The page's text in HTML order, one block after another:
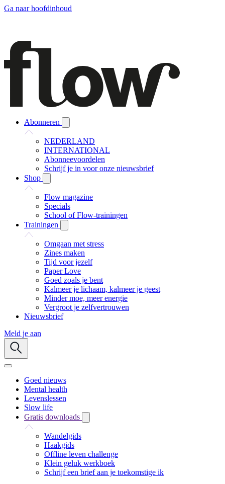
Ga naar hoofdinhoud
Abonneren
NEDERLAND
INTERNATIONAL
Abonneevoordelen
Schrijf je in voor onze nieuwsbrief
Shop
Flow magazine
Specials
School of Flow-trainingen
Trainingen
Omgaan met stress
Zines maken
Tijd voor jezelf
Paper Love
Goed zoals je bent
Kalmeer je lichaam, kalmeer je geest
Minder moe, meer energie
Vergroot je zelfvertrouwen
Nieuwsbrief
Meld je aan
Goed nieuws
Mental health
Levenslessen
Slow life
Gratis downloads
Wandelgids
Haakgids
Offline leven challenge
Klein geluk werkboek
Schrijf een brief aan je toekomstige ik